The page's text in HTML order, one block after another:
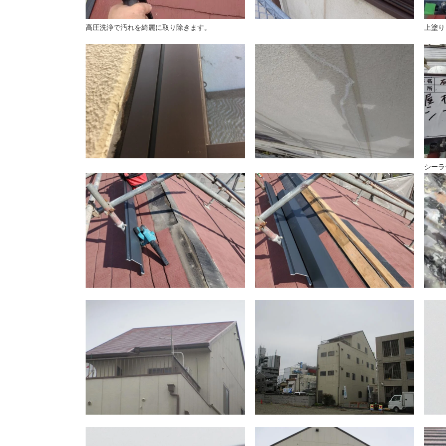
高圧洗浄で汚れを綺麗に取り除きます。 上塗り
シー